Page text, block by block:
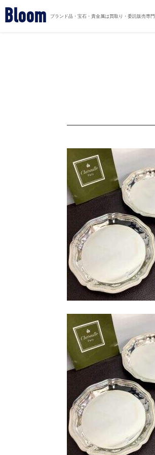
Bloom ブランド品・宝石・貴金属は買取り・委託販売専